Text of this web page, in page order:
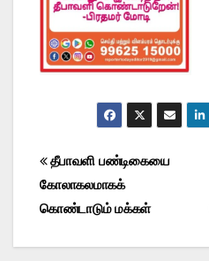
Post
navigation
தீபாவளி பண்டிகையை
கோலாகலமாகக்
கொண்டாடும் மக்கள்